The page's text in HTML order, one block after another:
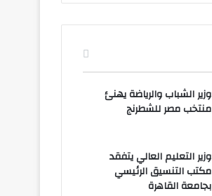
وزير الشباب والرياضة يهنئ
منتخب مصر للشطرنج
وزير التعليم العالي يتفقد
مكتب التنسيق الرئيسي
بجامعة القاهرة